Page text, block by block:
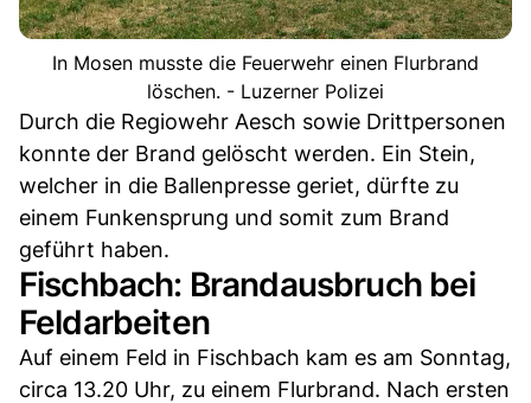
In Mosen musste die Feuerwehr einen Flurbrand
löschen. - Luzerner Polizei
Durch die Regiowehr Aesch sowie Drittpersonen
konnte der Brand gelöscht werden. Ein Stein,
welcher in die Ballenpresse geriet, dürfte zu
einem Funkensprung und somit zum Brand
geführt haben.
Fischbach: Brandausbruch bei
Feldarbeiten
Auf einem Feld in Fischbach kam es am Sonntag,
circa 13.20 Uhr, zu einem Flurbrand. Nach ersten